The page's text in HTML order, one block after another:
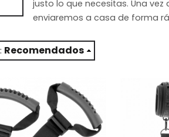
justo lo que necesitas. Una
enviaremos a casa de forma
Recomendados